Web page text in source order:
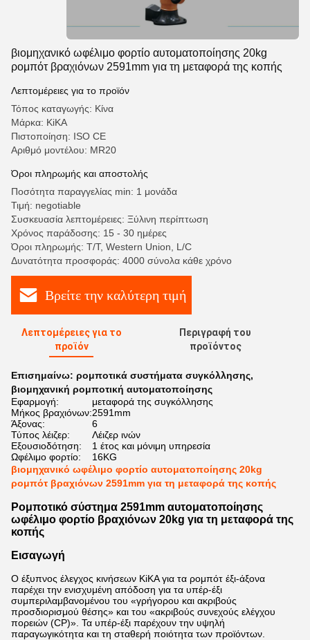
βιομηχανικό ωφέλιμο φορτίο αυτοματοποίησης 20kg
ρομπότ βραχιόνων 2591mm για τη μεταφορά της κοπής
Λεπτομέρειες για το προϊόν
Τόπος καταγωγής: Κίνα
Μάρκα: KiKA
Πιστοποίηση: ISO CE
Αριθμό μοντέλου: MR20
Όροι πληρωμής και αποστολής
Ποσότητα παραγγελίας min: 1 μονάδα
Τιμή: negotiable
Συσκευασία λεπτομέρειες: Ξύλινη περίπτωση
Χρόνος παράδοσης: 15 - 30 ημέρες
Όροι πληρωμής: T/T, Western Union, L/C
Δυνατότητα προσφοράς: 4000 σύνολα κάθε χρόνο
Βρείτε την καλύτερη τιμή
Λεπτομέρειες για το
προϊόν
Περιγραφή του
προϊόντος
Επισημαίνω: ρομποτικά συστήματα συγκόλλησης,
βιομηχανική ρομποτική αυτοματοποίησης
Εφαρμογή:
μεταφορά της συγκόλλησης
Μήκος βραχιόνων:2591mm
Άξονας:
6
Τύπος λέιζερ:
Λέιζερ ινών
Εξουσιοδότηση:
1 έτος και μόνιμη υπηρεσία
Ωφέλιμο φορτίο:
16KG
βιομηχανικό ωφέλιμο φορτίο αυτοματοποίησης 20kg
ρομπότ βραχιόνων 2591mm για τη μεταφορά της κοπής
Ρομποτικό σύστημα 2591mm αυτοματοποίησης
ωφέλιμο φορτίο βραχιόνων 20kg για τη μεταφορά της
κοπής
Εισαγωγή
Ο έξυπνος έλεγχος κινήσεων KiKA για τα ρομπότ έξι-άξονα
παρέχει την ενισχυμένη απόδοση για τα υπέρ-έξι
συμπεριλαμβανομένου του «γρήγορου και ακριβούς
προσδιορισμού θέσης» και του «ακριβούς συνεχούς ελέγχου
πορειών (CP)». Τα υπέρ-έξι παρέχουν την υψηλή
παραγωγικότητα και τη σταθερή ποιότητα των προϊόντων.